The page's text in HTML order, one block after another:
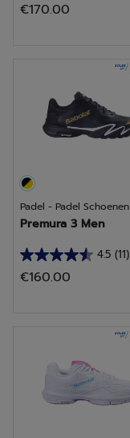
van
beoordelingen
€170.00
Padel - Padel Schoenen
Premura 3 Men
4.5 (11)
4.5
van
beoordelingen
€160.00